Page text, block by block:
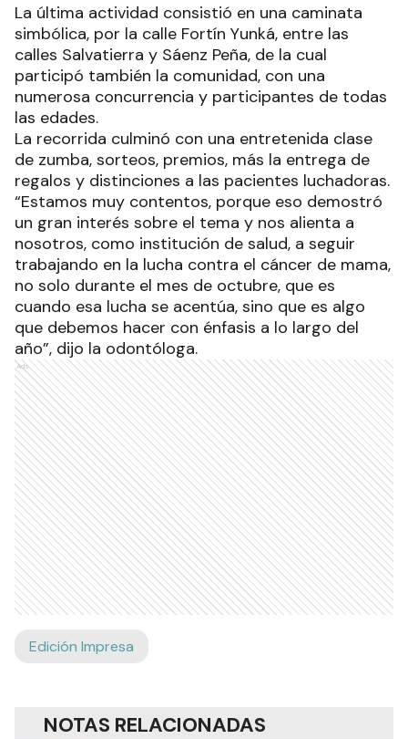
La última actividad consistió en una caminata
simbólica, por la calle Fortín Yunká, entre las
calles Salvatierra y Sáenz Peña, de la cual
participó también la comunidad, con una
numerosa concurrencia y participantes de todas
las edades.
La recorrida culminó con una entretenida clase
de zumba, sorteos, premios, más la entrega de
regalos y distinciones a las pacientes luchadoras.
“Estamos muy contentos, porque eso demostró
un gran interés sobre el tema y nos alienta a
nosotros, como institución de salud, a seguir
trabajando en la lucha contra el cáncer de mama,
no solo durante el mes de octubre, que es
cuando esa lucha se acentúa, sino que es algo
que debemos hacer con énfasis a lo largo del
año”, dijo la odontóloga.
Ads
Edición Impresa
NOTAS RELACIONADAS